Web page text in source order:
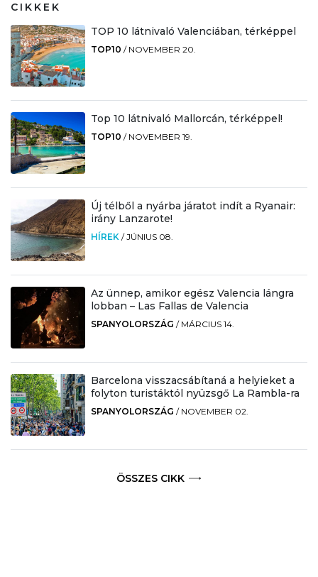
CIKKEK
TOP 10 látnivaló Valenciában, térképpel
TOP10 / NOVEMBER 20.
Top 10 látnivaló Mallorcán, térképpel!
TOP10 / NOVEMBER 19.
Új télből a nyárba járatot indít a Ryanair:
irány Lanzarote!
HÍREK /JÚNIUS 08.
Az ünnep, amikor egész Valencia lángra
lobban – Las Fallas de Valencia
SPANYOLORSZÁG / MÁRCIUS 14.
Barcelona visszacsábítaná a helyieket a
folyton turistáktól nyüzsgő La Rambla-ra
SPANYOLORSZÁG / NOVEMBER 02.
ÖSSZES CIKK